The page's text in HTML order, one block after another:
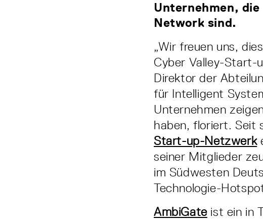
Unternehmen,
Network sind.
„Wir freuen uns,
Cyber Valley-Start-
Direktor der
für Intelligent
Unternehmen
haben, floriert. Seit
Start-up-Netzwerk
seiner Mitglieder
im Südwesten
Technologie-
AmbiGateist ein in